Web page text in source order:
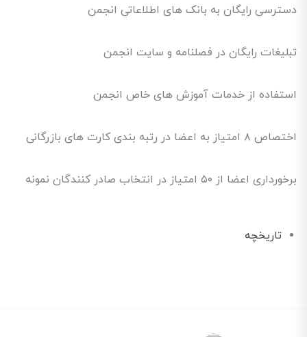
دسترسی رایگان به بانک های اطلاعاتی انجمن
تبلیغات رایگان در فصلنامه و سایت انجمن
استفاده از خدمات آموزش های خاص انجمن
اختصاص ۸ امتیاز به اعضا در رتبه بندی کارت های بازرگانی
برخورداری اعضا از ۵۰ امتیاز در انتخاب صادر کنندگان نمونه
تاریخچه